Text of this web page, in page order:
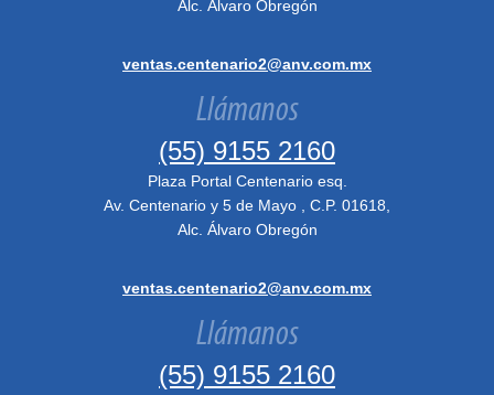
Alc. Álvaro Obregón
ventas.centenario2@anv.com.mx
Llámanos
(55) 9155 2160
Plaza Portal Centenario esq.
Av. Centenario y 5 de Mayo , C.P. 01618,
Alc. Álvaro Obregón
ventas.centenario2@anv.com.mx
Llámanos
(55) 9155 2160